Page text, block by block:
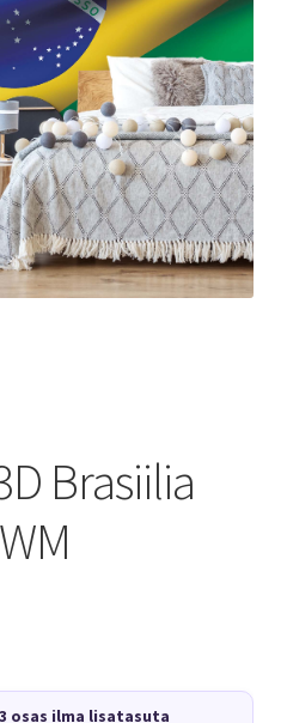
Brasiilia
osas ilma lisatasuta